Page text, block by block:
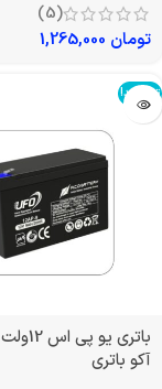
(5)
تومان
تمام شد!
آکو باتری